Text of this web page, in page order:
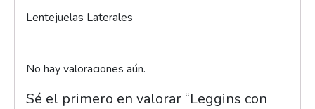
Lentejuelas Laterales
No hay valoraciones aún.
Sé el primero en valorar “Leggins con